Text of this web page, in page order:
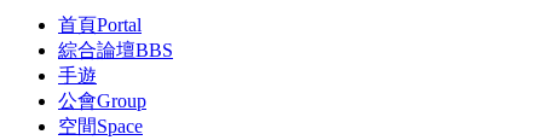
首頁Portal
綜合論壇BBS
手遊
公會Group
空間Space